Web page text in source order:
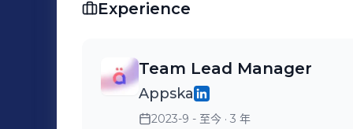
Experience
Team Lead Manager
Appska
2023-9 - 至今 · 3 年